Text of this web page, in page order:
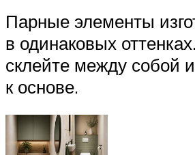
Парные элементы
в одинаковых
склейте между собой
к основе.